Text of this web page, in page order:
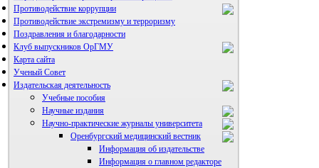
Противодействие коррупции
Противодействие экстремизму и терроризму
Поздравления и благодарности
Клуб выпускников ОрГМУ
Карта сайта
Ученый Совет
Издательская деятельность
Учебные пособия
Научные издания
Научно-практические журналы университета
Оренбургский медицинский вестник
Информация об издательстве
Информация о главном редакторе